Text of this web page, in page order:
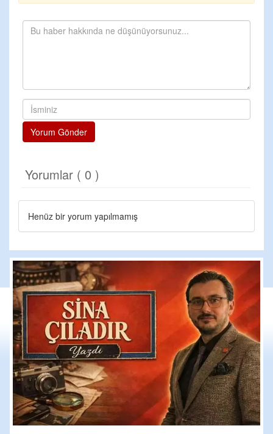
Yorum Gönder
Yorumlar ( 0 )
Henüz bir yorum yapılmamış